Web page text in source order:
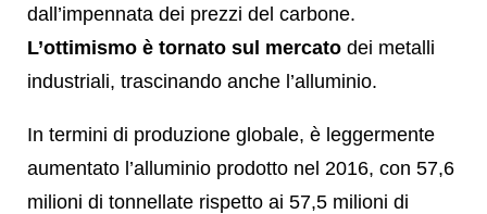
dall’impennata dei prezzi del carbone.
L’ottimismo è tornato sul mercato dei metalli
industriali, trascinando anche l’alluminio.
In termini di produzione globale, è leggermente
aumentato l’alluminio prodotto nel 2016, con 57,6
milioni di tonnellate rispetto ai 57,5 milioni di